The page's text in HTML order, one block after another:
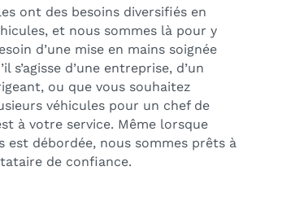
ont des besoins diversifiés en
et nous sommes là pour y
d’une mise en mains soignée
d’une entreprise, d’un
ou que vous souhaitez
véhicules pour un chef de
à votre service. Même lorsque
est débordée, nous sommes prêts à
de confiance.